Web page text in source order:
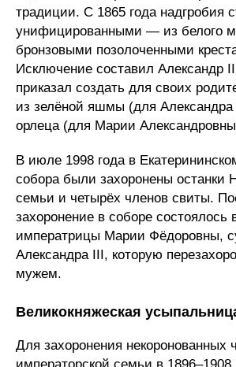
традиции. С 1865 года надгробия
унифицированными — из белого
бронзовыми позолоченными
Исключение составил Александр
приказал создать для своих
из зелёной яшмы (для Александра
орлеца (для Марии
В июле 1998 года в
собора были захоронены останки
семьи и четырёх членов свиты.
захоронение в соборе состоялось
императрицы Марии Фёдоровны,
Александра III, которую
мужем.
Великокняжеская
Для захоронения некоронованных